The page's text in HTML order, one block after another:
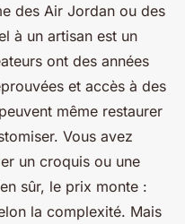
des Air Jordan ou des
à un artisan est un
ont des années
et accès à des
même restaurer
Vous avez
un croquis ou une
sûr, le prix monte :
la complexité. Mais